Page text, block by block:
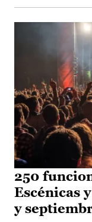
250
Escénicas
y